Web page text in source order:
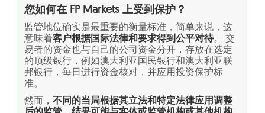
您如何在 FP Markets 上受到保护？
监管地位确实是最重要的衡量标准，简单来说，这
意味着客户根据国际法律和要求得到公平对待。 交
易者的资金也与自己的公司资金分开，存放在选定
的顶级银行，例如澳大利亚国民银行和澳大利亚联
邦银行，每日进行资金核对，并应用投资保护标
准。
然而， 不同的当局根据其立法和特定法律应用调整